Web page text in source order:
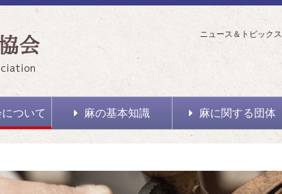
会
ニュース＆トピックス
ついて 麻の基本知識 麻に関する団体